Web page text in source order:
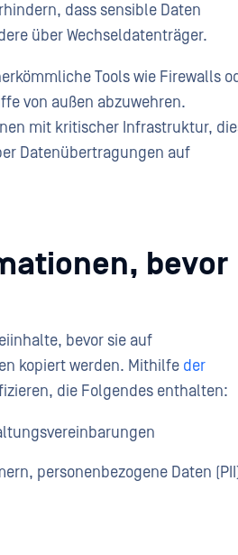
dass sensible Daten
über Wechseldatenträger.
Tools wie Firewalls
von außen abzuwehren.
mit kritischer Infrastruktur,
Datenübertragungen auf
bevor
bevor sie auf
kopiert werden. Mithilfe der
die Folgendes enthalten:
personenbezogene Daten